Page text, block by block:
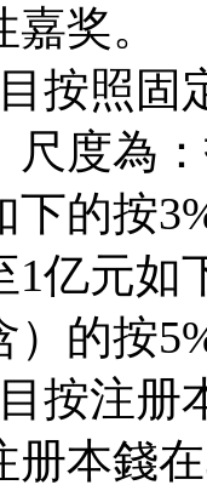
奖。
按照固
尺度為
下的按
1亿元
）的按
按注册
册本錢